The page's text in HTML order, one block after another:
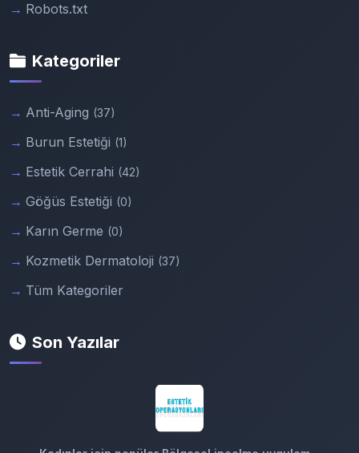
Robots.txt
Kategoriler
Anti-Aging (37)
Burun Estetiği (1)
Estetik Cerrahi (42)
Göğüs Estetiği (0)
Karın Germe (0)
Kozmetik Dermatoloji (37)
Tüm Kategoriler
Son Yazılar